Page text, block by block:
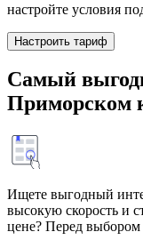
настройте условия
Настроить тариф
Самый
Приморском
Ищете выгодный
высокую скорость и
цене? Перед